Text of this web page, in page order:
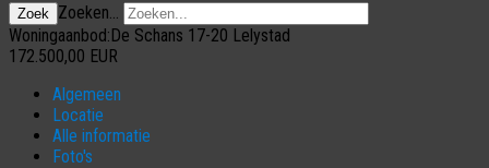
Zoek
Zoeken...
Woningaanbod:De Schans 17-20 Lelystad
172.500,00 EUR
Algemeen
Locatie
Alle informatie
Foto's